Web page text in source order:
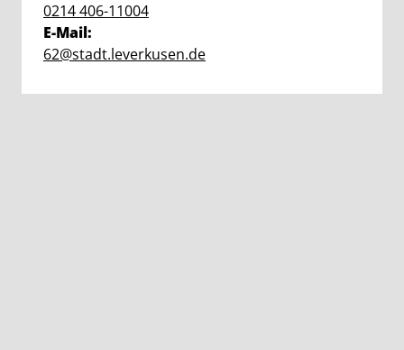
0214 406-11004
E-Mail:
62@stadt.leverkusen.de